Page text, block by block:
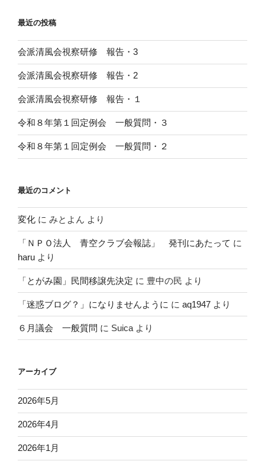
最近の投稿
会派清風会視察研修 報告・3
会派清風会視察研修 報告・2
会派清風会視察研修 報告・１
令和８年第１回定例会 一般質問・３
令和８年第１回定例会 一般質問・２
最近のコメント
変化 に みとよん より
「ＮＰＯ法人 青空クラブ会報誌」 発刊にあたって に
haru より
「とがみ園」民間移譲先決定 に 豊中の民 より
「迷惑ブログ？」になりませんように に aq1947 より
６月議会 一般質問 に Suica より
アーカイブ
2026年5月
2026年4月
2026年1月